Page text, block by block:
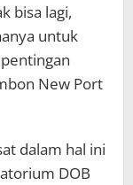
bisa lagi,
untuk
New Port
dalam hal ini
DOB